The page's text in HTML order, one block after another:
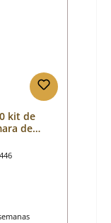
kit de
de